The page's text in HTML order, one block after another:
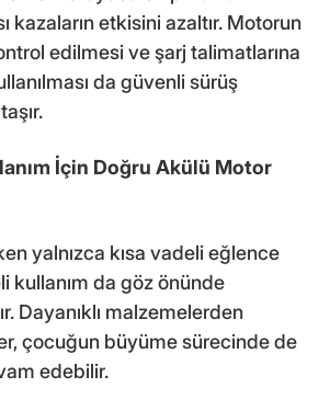
kazaların etkisini azaltır. Motorun
edilmesi ve şarj talimatlarına
da güvenli sürüş
İçin Doğru Akülü Motor
yalnızca kısa vadeli eğlence
kullanım da göz önünde
Dayanıklı malzemelerden
çocuğun büyüme sürecinde de
edebilir.